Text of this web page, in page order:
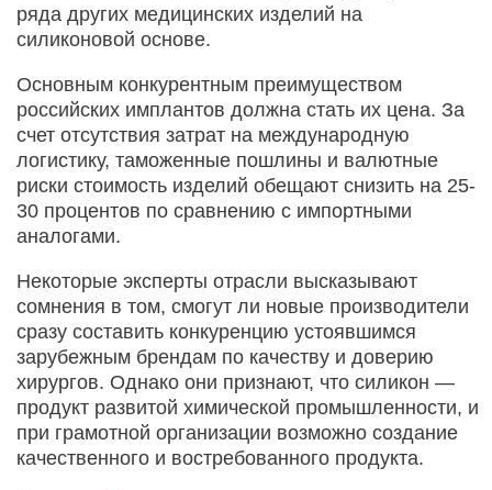
ряда других медицинских изделий на
силиконовой основе.
Основным конкурентным преимуществом
российских имплантов должна стать их цена. За
счет отсутствия затрат на международную
логистику, таможенные пошлины и валютные
риски стоимость изделий обещают снизить на 25-
30 процентов по сравнению с импортными
аналогами.
Некоторые эксперты отрасли высказывают
сомнения в том, смогут ли новые производители
сразу составить конкуренцию устоявшимся
зарубежным брендам по качеству и доверию
хирургов. Однако они признают, что силикон —
продукт развитой химической промышленности, и
при грамотной организации возможно создание
качественного и востребованного продукта.